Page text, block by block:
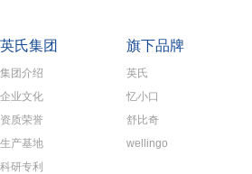
英氏集团
集团介绍
企业文化
资质荣誉
生产基地
科研专利
旗下品牌
英氏
忆小口
舒比奇
wellingo